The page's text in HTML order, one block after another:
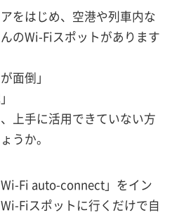
をはじめ、空港や列車内な
のWi-Fiスポットがあります
面倒」
上手に活用できていない方
うか。
Fi auto-connect」をイン
Fiスポットに行くだけで自